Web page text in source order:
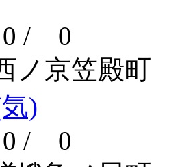
0 / 0
ノ京笠殿町
)
0 / 0